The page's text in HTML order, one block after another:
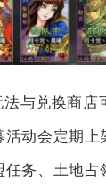
与兑换商店
活动会定期上
任务、土地